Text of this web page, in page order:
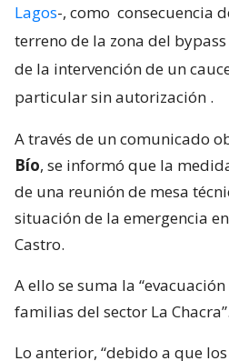
Lagos-, como consecuencia
terreno de la zona del
de la intervención de un
particular sin autorización .
A través de un comunicado
Bío, se informó que la
de una reunión de mesa
situación de la emergencia
Castro.
A ello se suma la
familias del sector La Chacra”.
Lo anterior, “debido a que